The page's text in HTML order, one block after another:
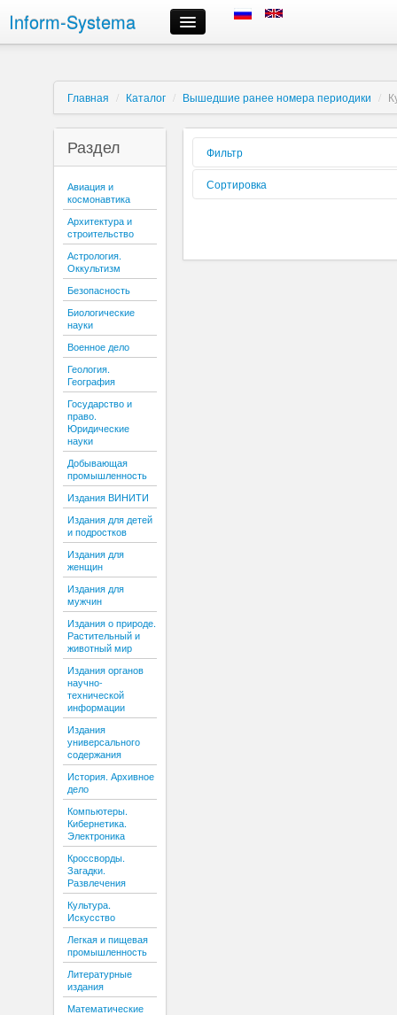
Inform-Systema
Контроль заказа
О компании
Российские информационные ресурсы, предлагаемые нами
Доставка
Сроки выполнения заказов
Регистрация и авторизация
Выбор информационных ресурсов и размещение заказа
Личный кабинет
Отмена заказа
Контактная информация
Главная / Каталог / Вышедшие ранее номера периодики /
Раздел
Авиация и
космонавтика
Архитектура и
строительство
Астрология.
Оккультизм
Безопасность
Биологические
науки
Военное дело
Геология.
География
Государство и
право.
Юридические
науки
Добывающая
промышленность
Издания ВИНИТИ
Издания для детей
и подростков
Издания для
женщин
Издания для
мужчин
Издания о природе.
Растительный и
животный мир
Издания органов
научно-
технической
информации
Издания
универсального
содержания
История. Архивное
дело
Компьютеры.
Кибернетика.
Электроника
Кроссворды.
Загадки.
Развлечения
Культура.
Искусство
Легкая и пищевая
промышленность
Литературные
издания
Математические
Фильтр
Форма
реализации:
Сортировка